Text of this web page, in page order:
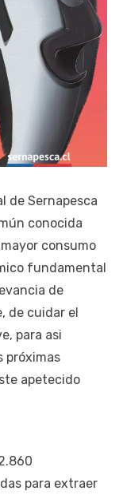
de Sernapesca
conocida
consumo
fundamental
de
de cuidar el
para asi
próximas
apetecido
para extraer